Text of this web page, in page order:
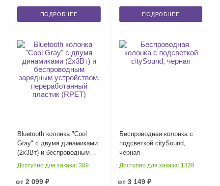
ПОДРОБНЕЕ ПОДРОБНЕЕ
Bluetooth колонка "Cool
Gray" с двумя динамиками
(2х3Вт) и беспроводным
зарядным устройством,
(RPET)
Доступно для заказа: 389
от 2 099 ₽
Беспроводная колонка с
подсветкой citySound,
черная
Доступно для заказа: 1328
от 3 149 ₽